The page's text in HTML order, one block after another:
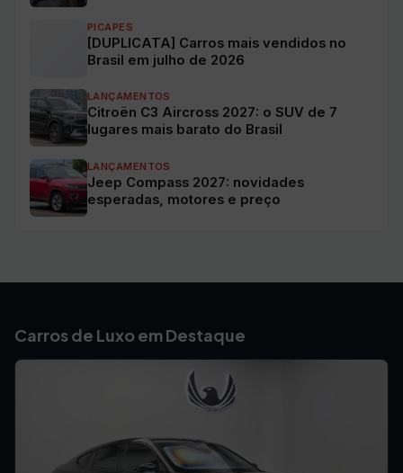
PICAPES
[DUPLICATA] Carros mais vendidos no
Brasil em julho de 2026
LANÇAMENTOS
Citroën C3 Aircross 2027: o SUV de 7
lugares mais barato do Brasil
LANÇAMENTOS
Jeep Compass 2027: novidades
esperadas, motores e preço
Carros de Luxo em Destaque